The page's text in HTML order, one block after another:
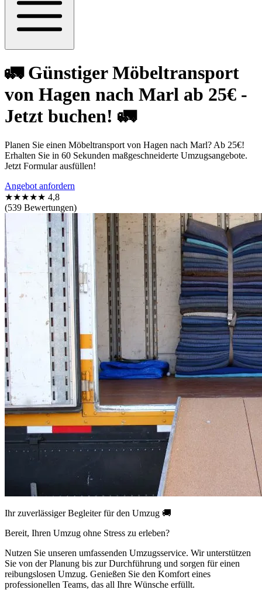
🚛 Günstiger Möbeltransport
von Hagen nach Marl ab 25€ -
Jetzt buchen! 🚛
Planen Sie einen Möbeltransport von Hagen nach Marl? Ab 25€!
Erhalten Sie in 60 Sekunden maßgeschneiderte Umzugsangebote.
Jetzt Formular ausfüllen!
Angebot anfordern
★★★★★ 4,8
(539 Bewertungen)
Ihr zuverlässiger Begleiter für den Umzug 🚚
Bereit, Ihren Umzug ohne Stress zu erleben?
Nutzen Sie unseren umfassenden Umzugsservice. Wir unterstützen
Sie von der Planung bis zur Durchführung und sorgen für einen
reibungslosen Umzug. Genießen Sie den Komfort eines
professionellen Teams, das all Ihre Wünsche erfüllt.